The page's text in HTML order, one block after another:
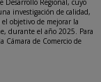
investigación de calidad,
objetivo de mejorar la
durante el año 2025. Para
Cámara de Comercio de